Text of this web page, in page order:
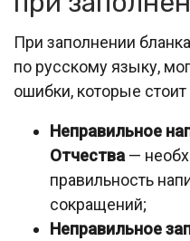
При заполнении
по русскому языку,
ошибки, которые стоит
Неправильное
Отчества—
правильность
сокращений;
Неправильное